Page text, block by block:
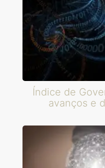
Índice de
avanços e